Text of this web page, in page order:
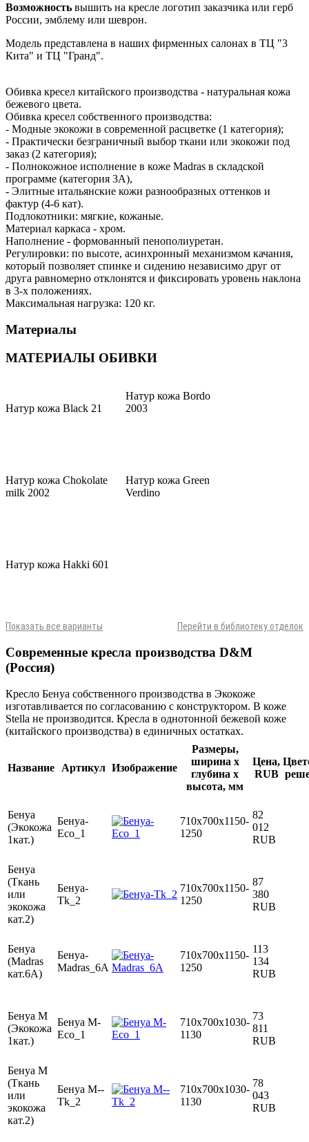
Возможность вышить на кресле логотип заказчика или герб
России, эмблему или шеврон.
Модель представлена в наших фирменных салонах в ТЦ "3
Кита" и ТЦ "Гранд".
Обивка кресел китайского производства - натуральная кожа
бежевого цвета.
Обивка кресел собственного производства:
- Модные экокожи в современной расцветке (1 категория);
- Практически безграничный выбор ткани или экокожи под
заказ (2 категория);
- Полнокожное исполнение в коже Madras в складской
программе (категория 3А),
- Элитные итальянские кожи разнообразных оттенков и
фактур (4-6 кат).
Подлокотники: мягкие, кожаные.
Материал каркаса - хром.
Наполнение - формованный пенополиуретан.
Регулировки: по высоте, асинхронный механизмом качания,
который позволяет спинке и сидению независимо друг от
друга равномерно отклонятся и фиксировать уровень наклона
в 3-х положениях.
Максимальная нагрузка: 120 кг.
Материалы
МАТЕРИАЛЫ ОБИВКИ
Натур кожа Black 21
Натур кожа Bordo
2003
Натур кожа Chokolate
milk 2002
Натур кожа Green
Verdino
Натур кожа Hakki 601
Показать все варианты Перейти в библиотеку отделок
Современные кресла производства D&M
(Россия)
Кресло Бенуа собственного производства в Экокоже
изготавливается по согласованию с конструктором. В коже
Stella не производится. Кресла в однотонной бежевой коже
(китайского производства) в единичных остатках.
Название Артикул Изображение
Размеры,
ширина х
глубина х
высота, мм
Цена,
RUB
Бенуа
(Экокожа
1кат.)
Бенуа-
Eco_1
710x700x1150-
1250
82
012
RUB
Бенуа
(Ткань
или
экокожа
кат.2)
Бенуа-
Tk_2
710x700x1150-
1250
87
380
RUB
Бенуа
(Madras
кат.6A)
Бенуа-
Madras_6А
710x700x1150-
1250
113
134
RUB
Бенуа М
(Экокожа
1кат.)
Бенуа М-
Eco_1
710x700x1030-
1130
73
811
RUB
Бенуа М
(Ткань
или
экокожа
кат.2)
Бенуа М--
Tk_2
710x700x1030-
1130
78
043
RUB